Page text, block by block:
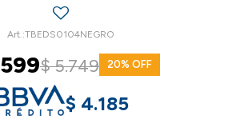
TBEDS0104NEGRO
$5.749 20
$ 4.185